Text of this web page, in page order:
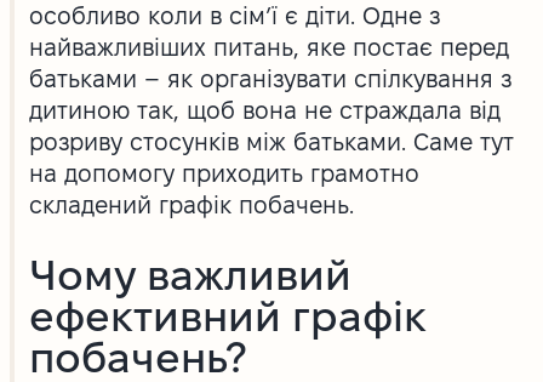
особливо коли в сім’ї є діти. Одне з
найважливіших питань, яке постає перед
батьками – як організувати спілкування з
дитиною так, щоб вона не страждала від
розриву стосунків між батьками. Саме тут
на допомогу приходить грамотно
складений графік побачень.
Чому важливий
ефективний графік
побачень?